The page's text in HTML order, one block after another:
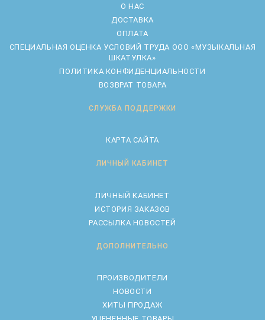
О НАС
ДОСТАВКА
ОПЛАТА
CПЕЦИАЛЬНАЯ ОЦЕНКА УСЛОВИЙ ТРУДА ООО «МУЗЫКАЛЬНАЯ
ШКАТУЛКА»
ПОЛИТИКА КОНФИДЕНЦИАЛЬНОСТИ
ВОЗВРАТ ТОВАРА
СЛУЖБА ПОДДЕРЖКИ
КАРТА САЙТА
ЛИЧНЫЙ КАБИНЕТ
ЛИЧНЫЙ КАБИНЕТ
ИСТОРИЯ ЗАКАЗОВ
РАССЫЛКА НОВОСТЕЙ
ДОПОЛНИТЕЛЬНО
ПРОИЗВОДИТЕЛИ
НОВОСТИ
ХИТЫ ПРОДАЖ